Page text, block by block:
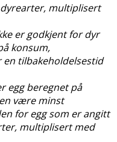
multiplisert
er godkjent for dyr
konsum,
en tilbakeholdelsestid
egg beregnet på
være minst
for egg som er angitt
multiplisert med